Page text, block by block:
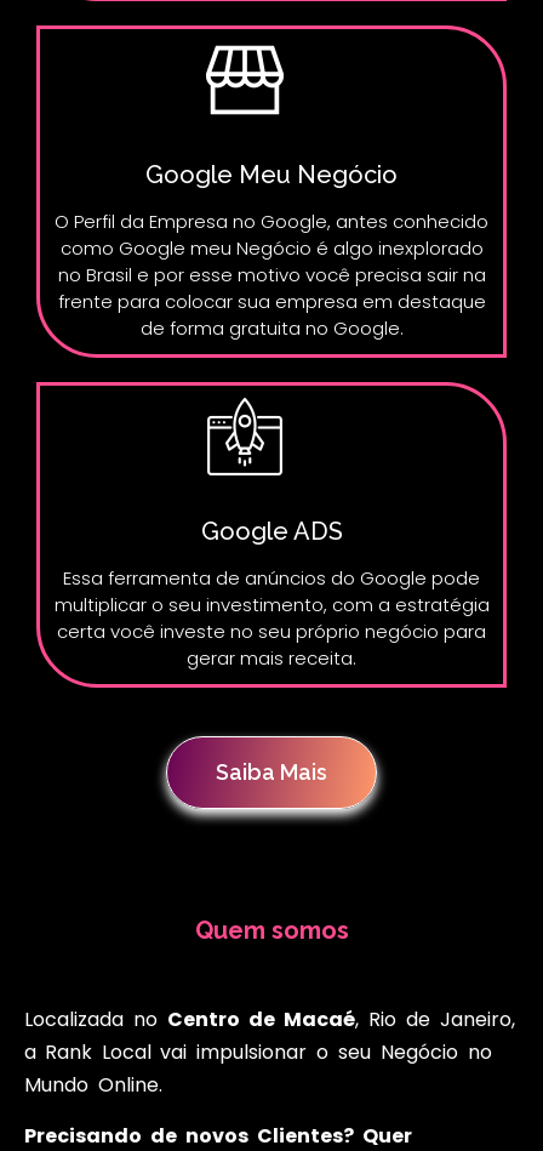
Google Meu Negócio
O Perfil da Empresa no Google, antes conhecido
como Google meu Negócio é algo inexplorado
no Brasil e por esse motivo você precisa sair na
frente para colocar sua empresa em destaque
de forma gratuita no Google.
Google ADS
Essa ferramenta de anúncios do Google pode
multiplicar o seu investimento, com a estratégia
certa você investe no seu próprio negócio para
gerar mais receita.
Saiba Mais
Quem somos
Localizada no Centro de Macaé, Rio de Janeiro,
a Rank Local vai impulsionar o seu Negócio no
Mundo Online.
Precisando de novos Clientes? Quer